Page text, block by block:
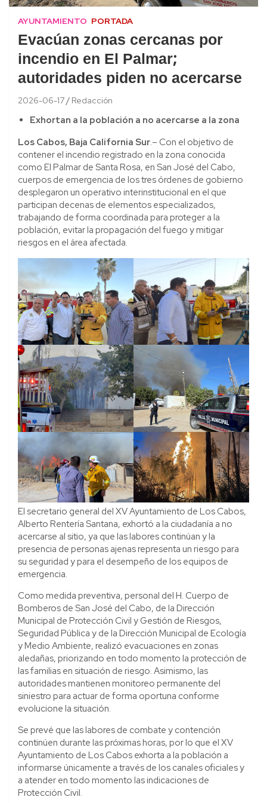
AYUNTAMIENTO PORTADA
Evacúan zonas cercanas por
incendio en El Palmar;
autoridades piden no acercarse
2026-06-17 Redacción
Exhortan a la población a no acercarse a la zona
Los Cabos, Baja California Sur.– Con el objetivo de
contener el incendio registrado en la zona conocida
como El Palmar de Santa Rosa, en San José del Cabo,
cuerpos de emergencia de los tres órdenes de gobierno
desplegaron un operativo interinstitucional en el que
participan decenas de elementos especializados,
trabajando de forma coordinada para proteger a la
población, evitar la propagación del fuego y mitigar
riesgos en el área afectada.
El secretario general del XV Ayuntamiento de Los Cabos,
Alberto Rentería Santana, exhortó a la ciudadanía a no
acercarse al sitio, ya que las labores continúan y la
presencia de personas ajenas representa un riesgo para
su seguridad y para el desempeño de los equipos de
emergencia.
Como medida preventiva, personal del H. Cuerpo de
Bomberos de San José del Cabo, de la Dirección
Municipal de Protección Civil y Gestión de Riesgos,
Seguridad Pública y de la Dirección Municipal de Ecología
y Medio Ambiente, realizó evacuaciones en zonas
aledañas, priorizando en todo momento la protección de
las familias en situación de riesgo. Asimismo, las
autoridades mantienen monitoreo permanente del
siniestro para actuar de forma oportuna conforme
evolucione la situación.
Se prevé que las labores de combate y contención
continúen durante las próximas horas, por lo que el XV
Ayuntamiento de Los Cabos exhorta a la población a
informarse únicamente a través de los canales oficiales y
a atender en todo momento las indicaciones de
Protección Civil.